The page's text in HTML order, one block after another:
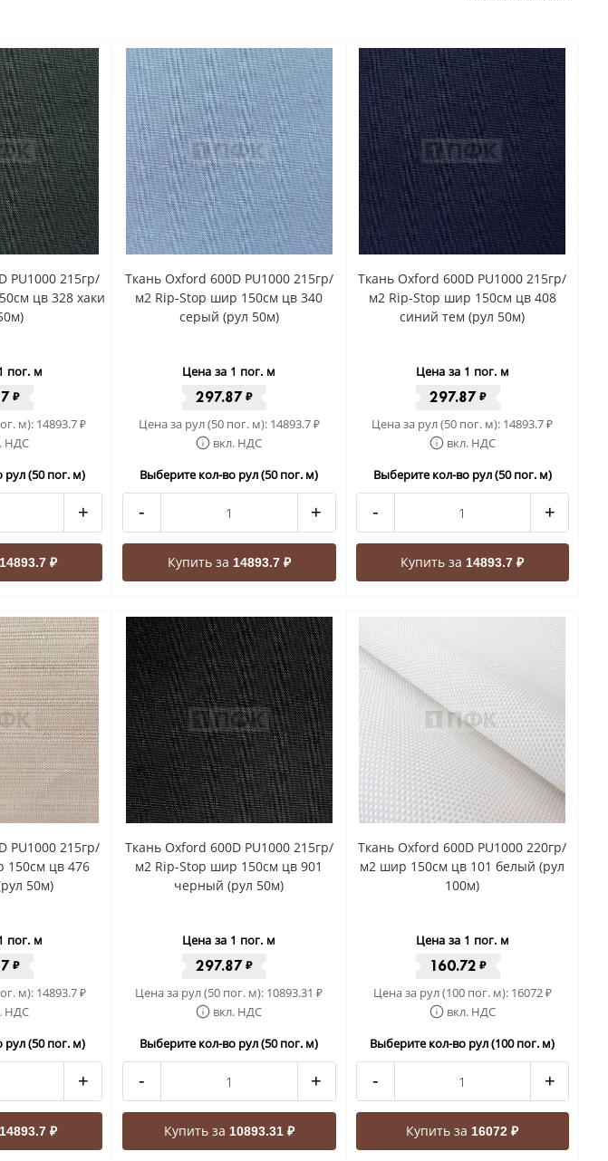
PU1000 215гр/
цв 328 хаки
пог. м
₽
м): 14893.7₽
НДС
(50 пог. м)
+
14893.7 ₽
Ткань Oxford 600D PU1000 215гр/
м2 Rip-Stop шир 150см цв 340
серый (рул 50м)
Цена за 1 пог. м
297.87₽
Цена за рул (50 пог. м): 14893.7₽
вкл. НДС
Выберите кол-во рул (50 пог. м)
- +
Купить за 14893.7 ₽
Ткань Oxford 600D PU1000 215гр/
м2 Rip-Stop шир 150см цв 408
синий тем (рул 50м)
Цена за 1 пог. м
297.87₽
Цена за рул (50 пог. м): 14893.7₽
вкл. НДС
Выберите кол-во рул (50 пог. м)
- +
Купить за14893.7 ₽
PU1000 215гр/
150см цв 476
50м)
пог. м
₽
м): 14893.7₽
НДС
(50 пог. м)
+
14893.7 ₽
Ткань Oxford 600D PU1000 215гр/
м2 Rip-Stop шир 150см цв 901
черный (рул 50м)
Цена за 1 пог. м
297.87₽
Цена за рул (50 пог. м): 10893.31₽
вкл. НДС
Выберите кол-во рул (50 пог. м)
- +
Купить за 10893.31 ₽
Ткань Oxford 600D PU1000 220гр/
м2 шир 150см цв 101 белый (рул
100м)
Цена за 1 пог. м
160.72 ₽
Цена за рул (100 пог. м): 16072₽
вкл. НДС
Выберите кол-во рул (100 пог. м)
- +
Купить за16072 ₽